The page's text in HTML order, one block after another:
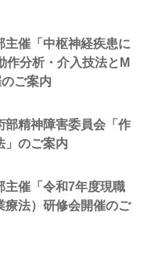
主催「中枢神経疾患に
作分析・介入技法とM
ご案内
部精神障害委員会「作
」のご案内
主催「令和7年度現職
療法）研修会開催のご